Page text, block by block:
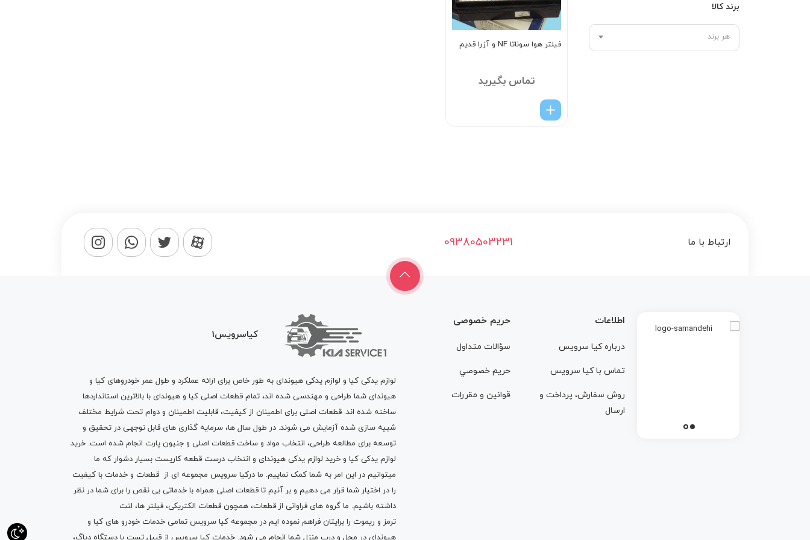
برند کالا
هر برند
فیلتر هوا سوناتا NF و آزرا قدیم
تماس بگیرید
ارتباط با ما 09380503231
اطلاعات
درباره کيا سرويس
تماس با کيا سرويس
روش سفارش، پرداخت و
ارسال
حریم خصوصی
سؤالات متداول
حريم خصوصي
قوانين و مقررات
کیاسرویس1
لوازم یدکی کیا و لوازم یدکی هیوندای به طور خاص برای ارائه عملکرد و طول عمر خودروهای کیا و
هیوندای شما طراحی و مهندسی شده اند، تمام قطعات اصلی کیا و هیوندای با بالاترین استانداردها
ساخته شده اند. قطعات اصلی برای اطمینان از کیفیت، قابلیت اطمینان و دوام تحت شرایط مختلف
شبیه سازی شده آزمایش می شوند. در طول سال ها، سرمایه گذاری های قابل توجهی در تحقیق و
توسعه برای مطالعه طراحی، انتخاب مواد و ساخت قطعات اصلی و جنیون پارت انجام شده است. خرید
لوازم یدکی کیا و خرید لوازم یدکی هیوندای و انتخاب درست قطعه کاریست بسیار دشوار که ما
میتوانیم در این امر به شما کمک نماییم. ما درکیا سرویس مجموعه ای از قطعات و خدمات با کیفیت
را در اختیار شما قرار می دهیم و بر آنیم تا قطعات اصلی همراه با خدماتی بی نقص را برای شما در نظر
داشته باشیم. ما گروه های فراوانی از قطعات، همچون قطعات الکتریکی، فیلتر ها، لنت
ترمز و ریموت را برایتان فراهم نموده ایم در مجموعه کیا سرویس تمامی خدمات خودرو های کیا و
هیوندای در محل و درب منزل شما انجام می شود. خدمات کیا سرویس از قبیل تست با دستگاه دیاگ،